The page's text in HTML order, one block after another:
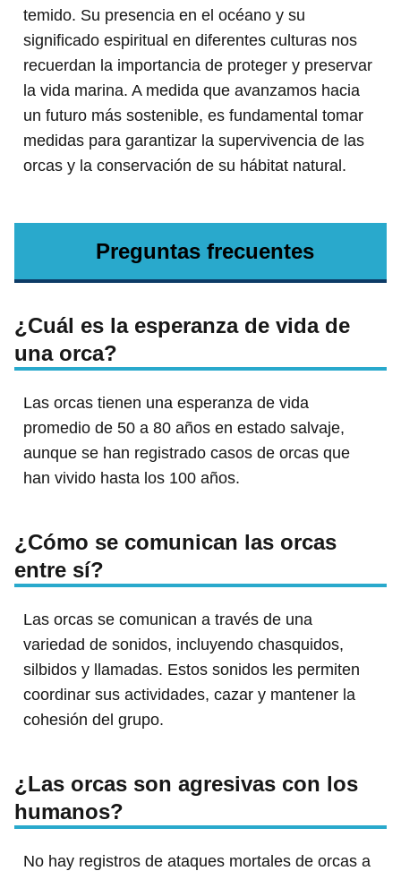
temido. Su presencia en el océano y su
significado espiritual en diferentes culturas nos
recuerdan la importancia de proteger y preservar
la vida marina. A medida que avanzamos hacia
un futuro más sostenible, es fundamental tomar
medidas para garantizar la supervivencia de las
orcas y la conservación de su hábitat natural.
Preguntas frecuentes
¿Cuál es la esperanza de vida de
una orca?
Las orcas tienen una esperanza de vida
promedio de 50 a 80 años en estado salvaje,
aunque se han registrado casos de orcas que
han vivido hasta los 100 años.
¿Cómo se comunican las orcas
entre sí?
Las orcas se comunican a través de una
variedad de sonidos, incluyendo chasquidos,
silbidos y llamadas. Estos sonidos les permiten
coordinar sus actividades, cazar y mantener la
cohesión del grupo.
¿Las orcas son agresivas con los
humanos?
No hay registros de ataques mortales de orcas a